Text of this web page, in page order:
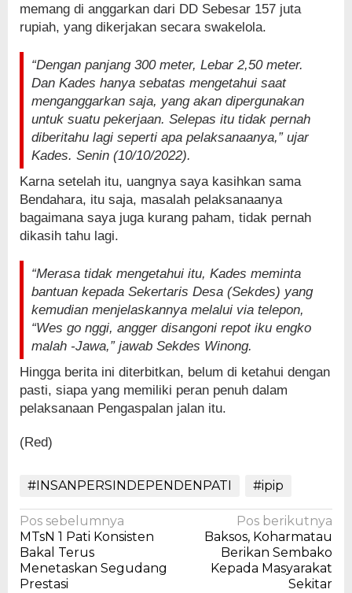
memang di anggarkan dari DD Sebesar 157 juta
rupiah, yang dikerjakan secara swakelola.
“Dengan panjang 300 meter, Lebar 2,50 meter.
Dan Kades hanya sebatas mengetahui saat
menganggarkan saja, yang akan dipergunakan
untuk suatu pekerjaan. Selepas itu tidak pernah
diberitahu lagi seperti apa pelaksanaanya,” ujar
Kades. Senin (10/10/2022).
Karna setelah itu, uangnya saya kasihkan sama
Bendahara, itu saja, masalah pelaksanaanya
bagaimana saya juga kurang paham, tidak pernah
dikasih tahu lagi.
“Merasa tidak mengetahui itu, Kades meminta
bantuan kepada Sekertaris Desa (Sekdes) yang
kemudian menjelaskannya melalui via telepon,
“Wes go nggi, angger disangoni repot iku engko
malah -Jawa,” jawab Sekdes Winong.
Hingga berita ini diterbitkan, belum di ketahui dengan
pasti, siapa yang memiliki peran penuh dalam
pelaksanaan Pengaspalan jalan itu.
(Red)
#INSANPERSINDEPENDENPATI #ipip
Navigasi
pos
Pos sebelumnya
MTsN 1 Pati Konsisten
Bakal Terus
Menetaskan Segudang
Prestasi
Pos berikutnya
Baksos, Koharmatau
Berikan Sembako
Kepada Masyarakat
Sekitar